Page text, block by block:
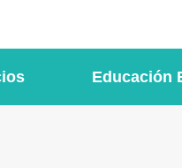
Educación